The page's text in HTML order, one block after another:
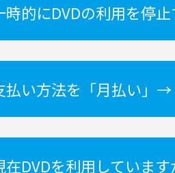
時的にDVDの利用を停
払い方法を「月払い」→
在DVDを利用していま